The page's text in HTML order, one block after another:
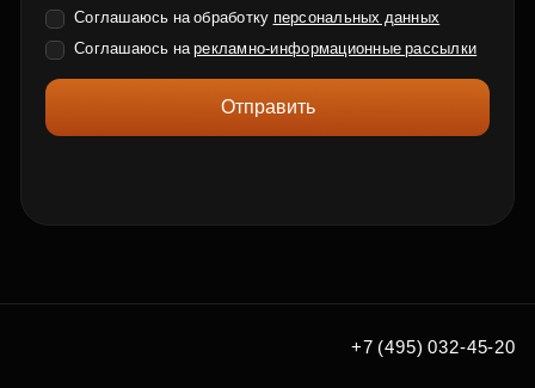
Соглашаюсь на обработку персональных данных
Соглашаюсь нарекламно-информационные рассылки
Отправить
+7 (495) 032-45-20